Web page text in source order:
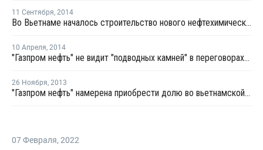
11 Сентября, 2014
Во Вьетнаме началось строительство нового нефтехимического комплекса
10 Апреля, 2014
"Газпром нефть" не видит "подводных камней" в переговорах с вьетнамской PetroVietnam
26 Ноября, 2013
"Газпром нефть" намерена приобрести долю во вьетнамской Binh Son Refining and Petrochemical Co.
07 Февраля, 2022